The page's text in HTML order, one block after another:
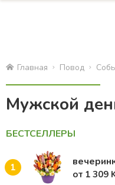
Главная Повод
Мужской
БЕСТСЕЛЛЕРЫ
1
от 1 309